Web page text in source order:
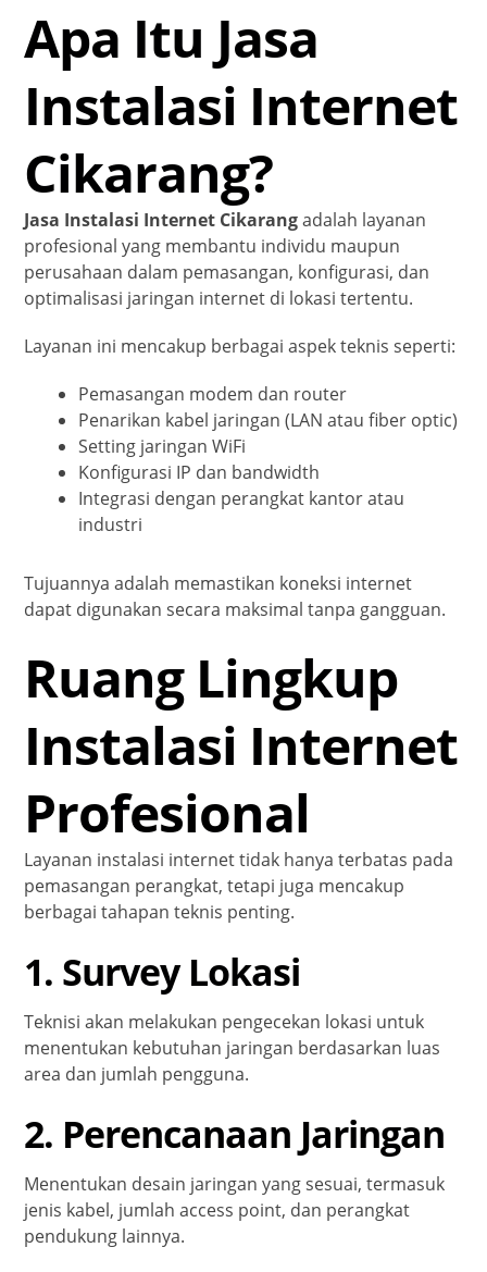
Apa Itu Jasa
Instalasi Internet
Cikarang?
Jasa Instalasi Internet Cikarangadalah layanan
profesional yang membantu individu maupun
perusahaan dalam pemasangan, konfigurasi, dan
optimalisasi jaringan internet di lokasi tertentu.
Layanan ini mencakup berbagai aspek teknis seperti:
Pemasangan modem dan router
Penarikan kabel jaringan (LAN atau fiber optic)
Setting jaringan WiFi
Konfigurasi IP dan bandwidth
Integrasi dengan perangkat kantor atau
industri
Tujuannya adalah memastikan koneksi internet
dapat digunakan secara maksimal tanpa gangguan.
Ruang Lingkup
Instalasi Internet
Profesional
Layanan instalasi internet tidak hanya terbatas pada
pemasangan perangkat, tetapi juga mencakup
berbagai tahapan teknis penting.
1. Survey Lokasi
Teknisi akan melakukan pengecekan lokasi untuk
menentukan kebutuhan jaringan berdasarkan luas
area dan jumlah pengguna.
2. Perencanaan Jaringan
Menentukan desain jaringan yang sesuai, termasuk
jenis kabel, jumlah access point, dan perangkat
pendukung lainnya.